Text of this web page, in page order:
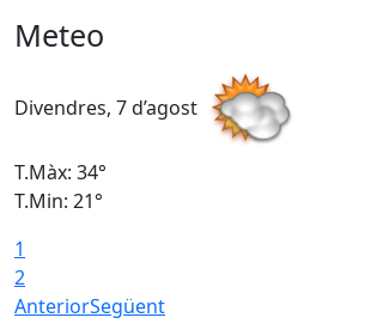
Meteo
Divendres, 7 d’agost
T.Màx: 34°
T.Min: 21°
1
2
AnteriorSegüent